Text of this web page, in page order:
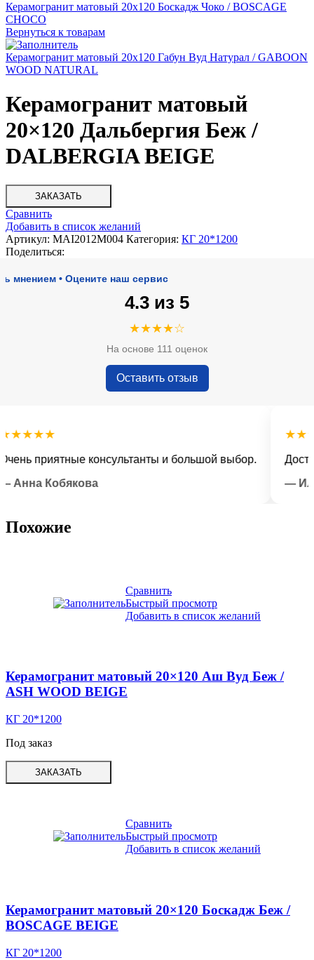
Керамогранит матовый 20x120 Боскадж Чоко / BOSCAGE
CHOCO
Вернуться к товарам
Керамогранит матовый 20x120 Габун Вуд Натурал / GABOON
WOOD NATURAL
Керамогранит матовый
20×120 Дальбергия Беж /
DALBERGIA BEIGE
ЗАКАЗАТЬ
Сравнить
Добавить в список желаний
Артикул: MAI2012M004 Категория: КГ 20*1200
Поделиться:
• Оцените наш сервис
4.3 из 5
★★★★☆
На основе 111 оценок
Оставить отзыв
приятные консультанты и большой выбор.
Кобякова
— Илья
Похожие
Сравнить
Быстрый просмотр
Добавить в список желаний
Керамогранит матовый 20×120 Аш Вуд Беж /
ASH WOOD BEIGE
КГ 20*1200
Под заказ
ЗАКАЗАТЬ
Сравнить
Быстрый просмотр
Добавить в список желаний
Керамогранит матовый 20×120 Боскадж Беж /
BOSCAGE BEIGE
КГ 20*1200